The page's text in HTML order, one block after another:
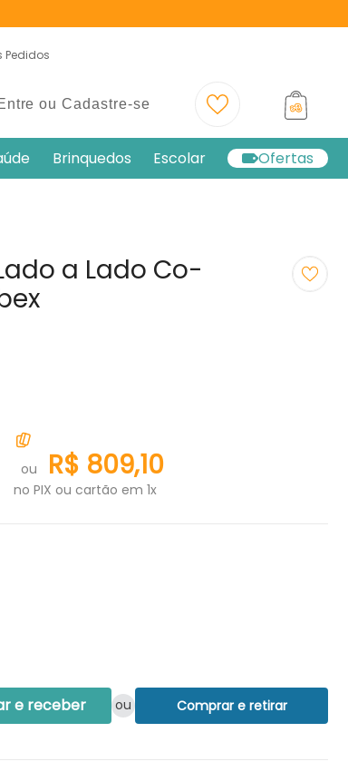
Pedidos
ou Cadastre-se
Brinquedos Escolar Ofertas
a Lado Co-
ou R$ 809,10
no PIX ou cartão em 1x
e receber ou Comprar e retirar